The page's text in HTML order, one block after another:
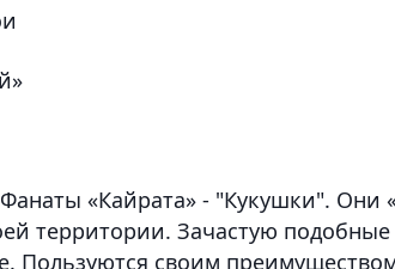
«Кайрата» - "Кукушки". Они
территории. Зачастую
Пользуются своим